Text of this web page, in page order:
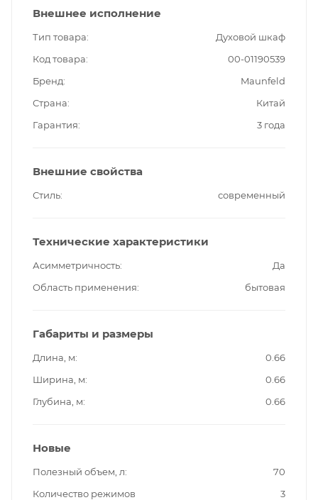
Внешнее исполнение
Тип товара
Духовой шкаф
Код товара
00-01190539
Бренд
Maunfeld
Страна
Китай
Гарантия
3 года
Внешние свойства
Стиль современный
Технические характеристики
Асимметричность
Да
Область применения
бытовая
Габариты и размеры
Длина, м
0.66
Ширина, м
0.66
Глубина, м
0.66
Новые
Полезный объем, л
70
Количество режимов
3